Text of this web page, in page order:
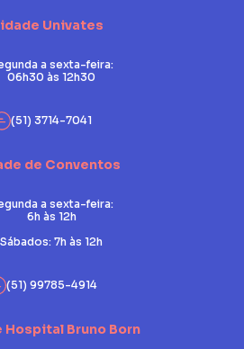
Univates
a sexta-feira:
06h30 às 12h30
(51) 3714-7041
de Conventos
a sexta-feira:
6h às 12h
Sábados: 7h às 12h
(51) 99785-4914
Hospital Bruno Born